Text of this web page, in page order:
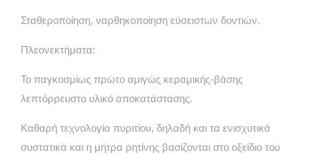
Σταθεροποίηση, ναρθηκοποίηση εύσειστων δοντιών.
Πλεονεκτήματα:
Το παγκοσμίως πρώτο αμιγώς κεραμικής-βάσης
λεπτόρρευστο υλικό αποκατάστασης.
Kαθαρή τεχνολογία πυριτίου, δηλαδή και τα ενισχυτικά
συστατικά και η μήτρα ρητίνης βασίζονται στο οξείδιο του